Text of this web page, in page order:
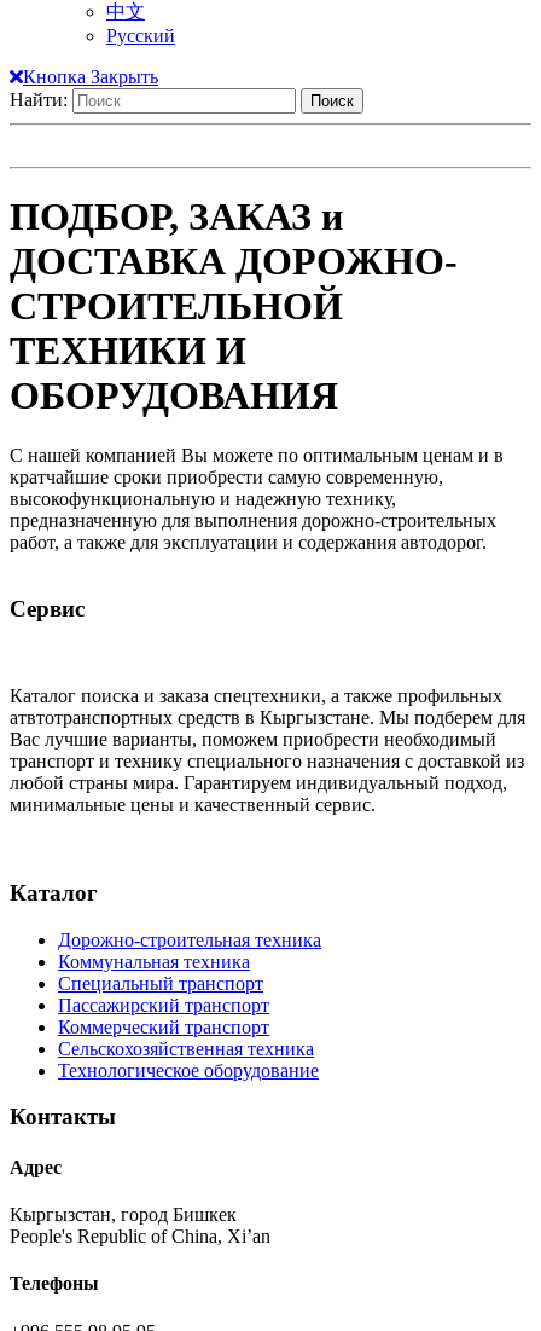
中文
Русский
Кнопка Закрыть
Найти:
ПОДБОР, ЗАКАЗ и
ДОСТАВКА ДОРОЖНО-
СТРОИТЕЛЬНОЙ
ТЕХНИКИ И
ОБОРУДОВАНИЯ
С нашей компанией Вы можете по оптимальным ценам и в
кратчайшие сроки приобрести самую современную,
высокофункциональную и надежную технику,
предназначенную для выполнения дорожно-строительных
работ, а также для эксплуатации и содержания автодорог.
Сервис
Каталог поиска и заказа спецтехники, а также профильных
атвтотранспортных средств в Кыргызстане. Мы подберем для
Вас лучшие варианты, поможем приобрести необходимый
транспорт и технику специального назначения с доставкой из
любой страны мира. Гарантируем индивидуальный подход,
минимальные цены и качественный сервис.
Каталог
Дорожно-строительная техника
Коммунальная техника
Специальный транспорт
Пассажирский транспорт
Коммерческий транспорт
Сельскохозяйственная техника
Технологическое оборудование
Контакты
Адрес
Кыргызстан, город Бишкек
People's Republic of China, Xi’an
Телефоны